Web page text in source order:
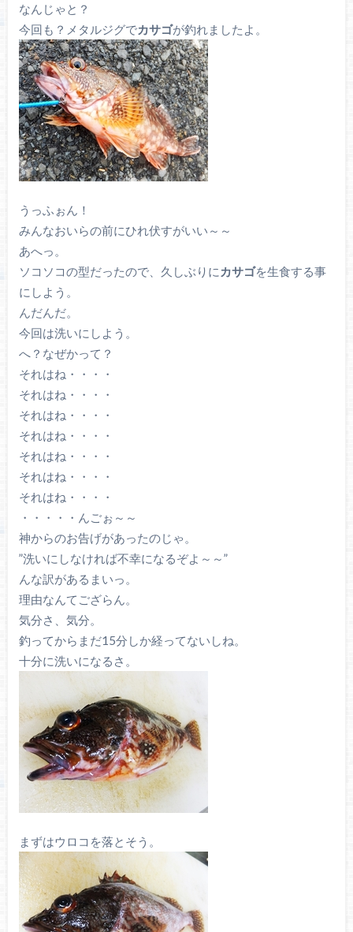
なんじゃと？
今回も？メタルジグでカサゴが釣れましたよ。
うっふぉん！
みんなおいらの前にひれ伏すがいい～～
あへっ。
ソコソコの型だったので、久しぶりに カサゴを生食する事
にしよう。
んだんだ。
今回は洗いにしよう。
へ？なぜかって？
それはね・・・・
それはね・・・・
それはね・・・・
それはね・・・・
それはね・・・・
それはね・・・・
それはね・・・・
・・・・・んごぉ～～
神からのお告げがあったのじゃ。
”洗いにしなければ不幸になるぞよ～～”
んな訳があるまいっ。
理由なんてござらん。
気分さ、気分。
釣ってからまだ15分しか経ってないしね。
十分に洗いになるさ。
まずはウロコを落とそう。